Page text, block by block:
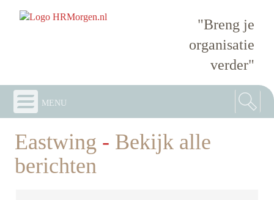
"Breng je
organisatie
verder"
menu
Eastwing - Bekijk alle
berichten